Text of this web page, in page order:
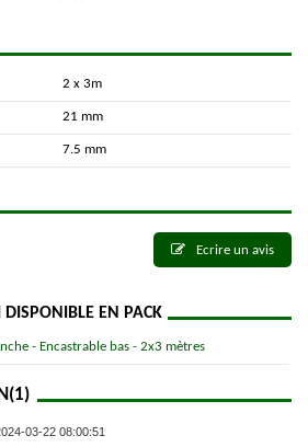
2 x 3m
21 mm
7.5 mm
Ecrire un avis
DISPONIBLE EN PACK
- Encastrable bas - 2x3 mètres
(1)
03-22 08:00:51